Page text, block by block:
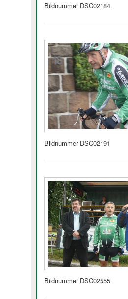
Bildnummer DSC02184
Bildnummer DSC02191
Bildnummer DSC02555